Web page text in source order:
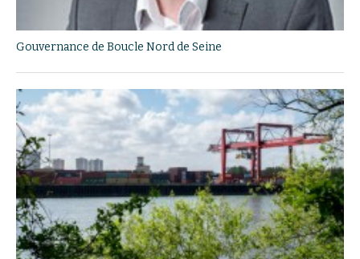
Gouvernance de Boucle Nord de Seine